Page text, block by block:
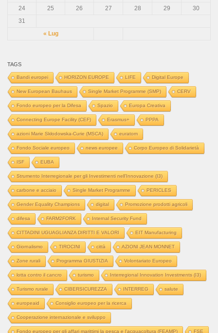
« Lug
24
25 26 27 28 29
30
31
TAGS
Bandi europei HORIZON EUROPE LIFE Digital Europe
New European Bauhaus Single Market Programme (SMP) CERV
Fondo europeo per la Difesa Spazio Europa Creativa
Connecting Europe Facility (CEF) Erasmus+ PPPA
azioni Marie Skłodowska-Curie (MSCA) euratom
Fondo Sociale europeo news europee Corpo Europeo di Solidarietà
ISF EUBA
Strumento Interregionale per gli Investimenti nell'Innovazione (I3)
carbone e acciaio Single Market Programme PERICLES
Gender Equality Champions digital Promozione prodotti agricoli
difesa FARM2FORK Internal Security Fund
CITTADINI UGUAGLIANZA DIRITTI E VALORI EIT Manufacturing
Giornalismo TIROCINI città AZIONI JEAN MONNET
Zone rurali Programma GIUSTIZIA Volontariato Europeo
lotta contro il cancro turismo Interregional Innovation Investments (I3)
Turismo rurale CIBERSICUREZZA INTERREG salute
europeaid Consiglio europeo per la ricerca
Cooperazione internazionale e sviluppo
Fondo europeo per gli affari marittimi la pesca e l'acquacoltura (FEAMP) FSE